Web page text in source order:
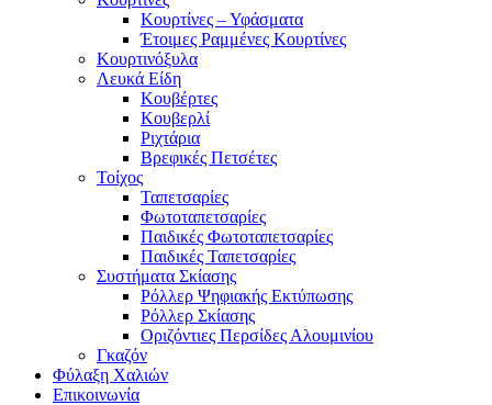
Κουρτίνες – Υφάσματα
Έτοιμες Ραμμένες Κουρτίνες
Κουρτινόξυλα
Λευκά Είδη
Κουβέρτες
Κουβερλί
Ριχτάρια
Βρεφικές Πετσέτες
Τοίχος
Ταπετσαρίες
Φωτοταπετσαρίες
Παιδικές Φωτοταπετσαρίες
Παιδικές Ταπετσαρίες
Συστήματα Σκίασης
Ρόλλερ Ψηφιακής Εκτύπωσης
Ρόλλερ Σκίασης
Οριζόντιες Περσίδες Αλουμινίου
Γκαζόν
Φύλαξη Χαλιών
Επικοινωνία